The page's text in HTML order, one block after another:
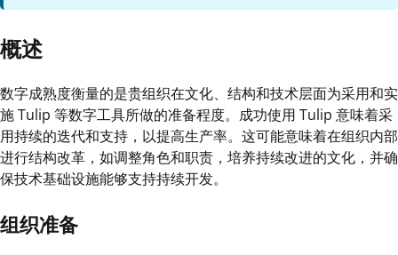
概述
数字成熟度衡量的是贵组织在文化、结构和技术层面为采用和实
施 Tulip 等数字工具所做的准备程度。成功使用 Tulip 意味着采
用持续的迭代和支持，以提高生产率。这可能意味着在组织内部
进行结构改革，如调整角色和职责，培养持续改进的文化，并确
保技术基础设施能够支持持续开发。
组织准备